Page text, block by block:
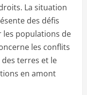
La situation
des défis
les populations de
les conflits
des terres et le
en amont